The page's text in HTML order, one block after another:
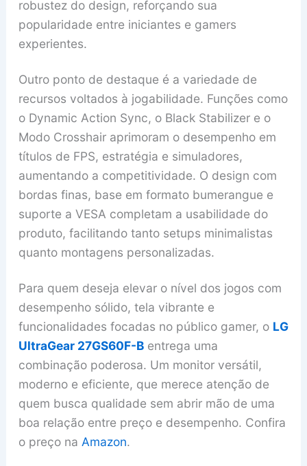
robustez do design, reforçando sua
popularidade entre iniciantes e gamers
experientes.
Outro ponto de destaque é a variedade de
recursos voltados à jogabilidade. Funções como
o Dynamic Action Sync, o Black Stabilizer e o
Modo Crosshair aprimoram o desempenho em
títulos de FPS, estratégia e simuladores,
aumentando a competitividade. O design com
bordas finas, base em formato bumerangue e
suporte a VESA completam a usabilidade do
produto, facilitando tanto setups minimalistas
quanto montagens personalizadas.
Para quem deseja elevar o nível dos jogos com
desempenho sólido, tela vibrante e
funcionalidades focadas no público gamer, o LG
UltraGear 27GS60F-Bentrega uma
combinação poderosa. Um monitor versátil,
moderno e eficiente, que merece atenção de
quem busca qualidade sem abrir mão de uma
boa relação entre preço e desempenho. Confira
o preço na Amazon.